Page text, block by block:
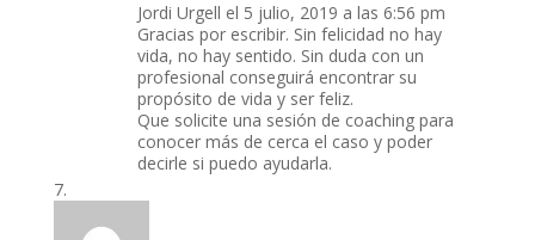
Jordi Urgell el 5 julio, 2019 a las 6:56 pm
Gracias por escribir. Sin felicidad no hay
vida, no hay sentido. Sin duda con un
profesional conseguirá encontrar su
propósito de vida y ser feliz.
Que solicite una sesión de coaching para
conocer más de cerca el caso y poder
decirle si puedo ayudarla.